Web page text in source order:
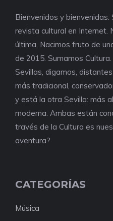
Bienvenidos y
revista cultural en Internet.
última. Nacimos fruto de
de 2015. Sumamos
Sevillas, digamos,
más tradicional,
y está la otra Sevilla: más
moderna. Ambas están
través de la Cultura es
aventura?
CATEGORÍAS
Música